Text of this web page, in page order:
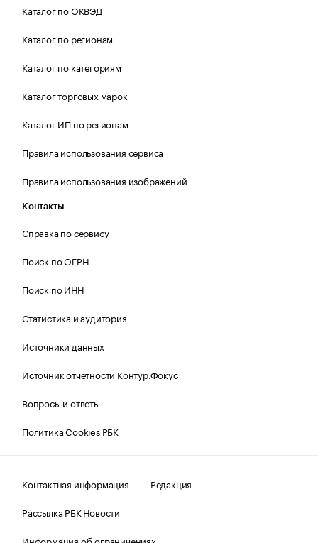
Каталог по ОКВЭД
Каталог по регионам
Каталог по категориям
Каталог торговых марок
Каталог ИП по регионам
Правила использования сервиса
Правила использования изображений
Контакты
Справка по сервису
Поиск по ОГРН
Поиск по ИНН
Статистика и аудитория
Источники данных
Источник отчетности Контур.Фокус
Вопросы и ответы
Политика Cookies РБК
Контактная информация
Редакция
Рассылка РБК Новости